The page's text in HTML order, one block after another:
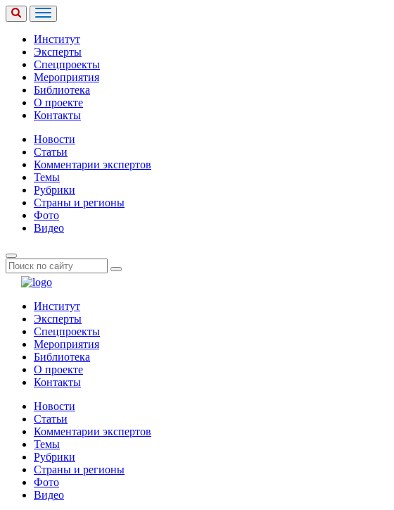
Институт
Эксперты
Спецпроекты
Мероприятия
Библиотека
О проекте
Контакты
Новости
Статьи
Комментарии экспертов
Темы
Рубрики
Страны и регионы
Фото
Видео
Институт
Эксперты
Спецпроекты
Мероприятия
Библиотека
О проекте
Контакты
Новости
Статьи
Комментарии экспертов
Темы
Рубрики
Страны и регионы
Фото
Видео